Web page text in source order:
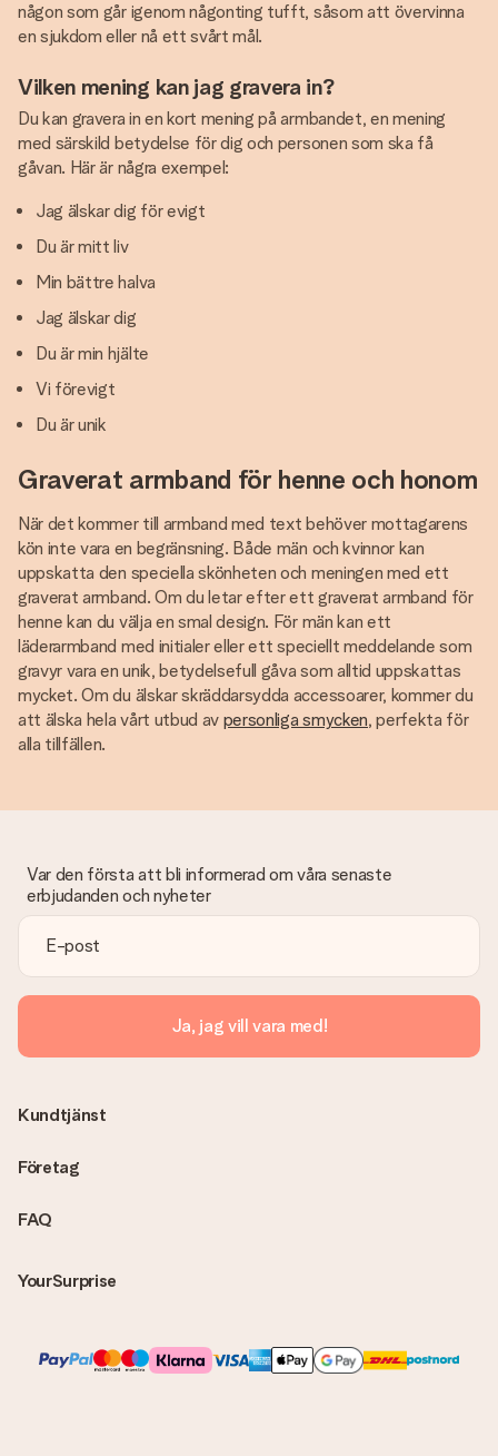
någon som går igenom någonting tufft, såsom att övervinna
en sjukdom eller nå ett svårt mål.
Vilken mening kan jag gravera in?
Du kan gravera in en kort mening på armbandet, en mening
med särskild betydelse för dig och personen som ska få
gåvan. Här är några exempel:
Jag älskar dig för evigt
Du är mitt liv
Min bättre halva
Jag älskar dig
Du är min hjälte
Vi förevigt
Du är unik
Graverat armband för henne och honom
När det kommer till armband med text behöver mottagarens
kön inte vara en begränsning. Både män och kvinnor kan
uppskatta den speciella skönheten och meningen med ett
graverat armband. Om du letar efter ett graverat armband för
henne kan du välja en smal design. För män kan ett
läderarmband med initialer eller ett speciellt meddelande som
gravyr vara en unik, betydelsefull gåva som alltid uppskattas
mycket. Om du älskar skräddarsydda accessoarer, kommer du
att älska hela vårt utbud av personliga smycken, perfekta för
alla tillfällen.
Var den första att bli informerad om våra senaste
erbjudanden och nyheter
Ja, jag vill vara med!
FAQ
YourSurprise
Kundtjänst
Företag